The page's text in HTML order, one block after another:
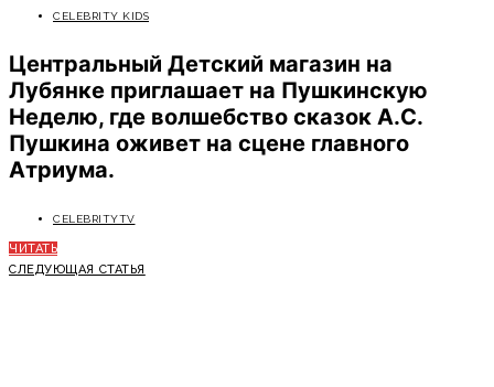
CELEBRITY KIDS
Центральный Детский магазин на
Лубянке приглашает на Пушкинскую
Неделю, где волшебство сказок А.С.
Пушкина оживет на сцене главного
Атриума.
CELEBRITYTV
ЧИТАТЬ
СЛЕДУЮЩАЯ СТАТЬЯ